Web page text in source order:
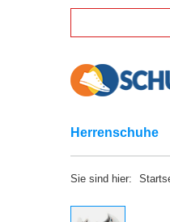
Herrenschuhe
Sie sind hier: